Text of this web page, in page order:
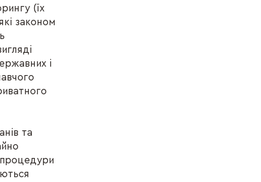
(їх
законом
і
та